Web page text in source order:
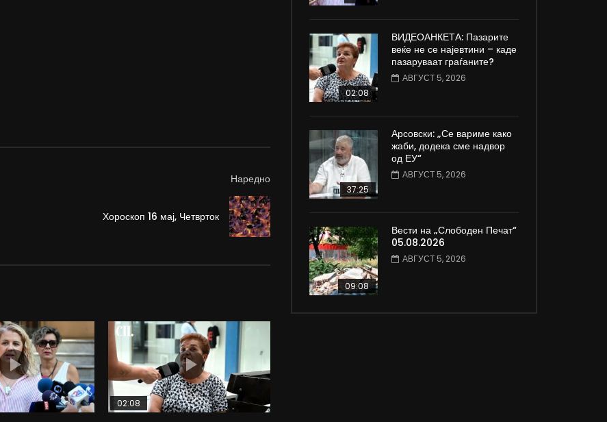
Наредно
Хороскоп 16 мај, Четврток
02:08
02:08
ВИДЕОАНКЕТА: Пазарите
веќе не се најевтини – каде
пазаруваат граѓаните?
АВГУСТ 5, 2026
37:25
Арсовски: „Се вариме како
жаби, додека сме надвор
од ЕУ“
АВГУСТ 5, 2026
09:08
Вести на „Слободен Печат“
05.08.2026
АВГУСТ 5, 2026